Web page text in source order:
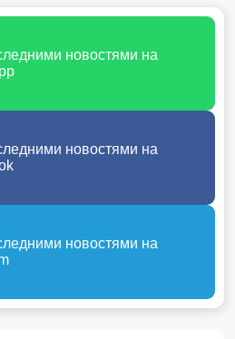
новостями на
новостями на
новостями на